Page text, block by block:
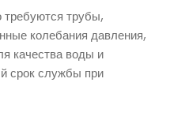
трубы,
колебания давления,
качества воды и
срок службы при